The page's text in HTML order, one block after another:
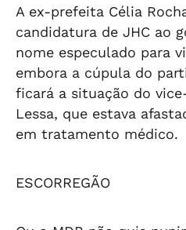
A ex-prefeita Célia
candidatura de JHC ao
nome especulado para
embora a cúpula do
ficará a situação do
Lessa, que estava
em tratamento médico.
ESCORREGÃO